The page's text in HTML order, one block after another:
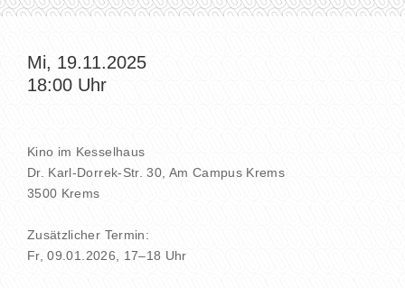
Mi, 19.11.2025
18:00 Uhr
Kino im Kesselhaus
Dr. Karl-Dorrek-Str. 30, Am Campus Krems
3500 Krems
Zusätzlicher Termin:
Fr, 09.01.2026, 17–18 Uhr